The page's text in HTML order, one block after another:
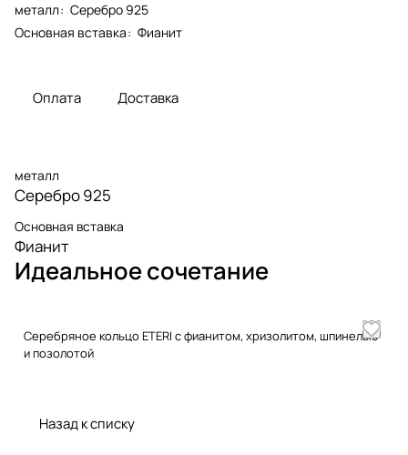
металл: Серебро 925
Основная вставка: Фианит
Оплата Доставка
металл
Серебро 925
Основная вставка
Фианит
Идеальное сочетание
Серебряное кольцо ETERI с фианитом, хризолитом, шпинелью
и позолотой
Назад к списку